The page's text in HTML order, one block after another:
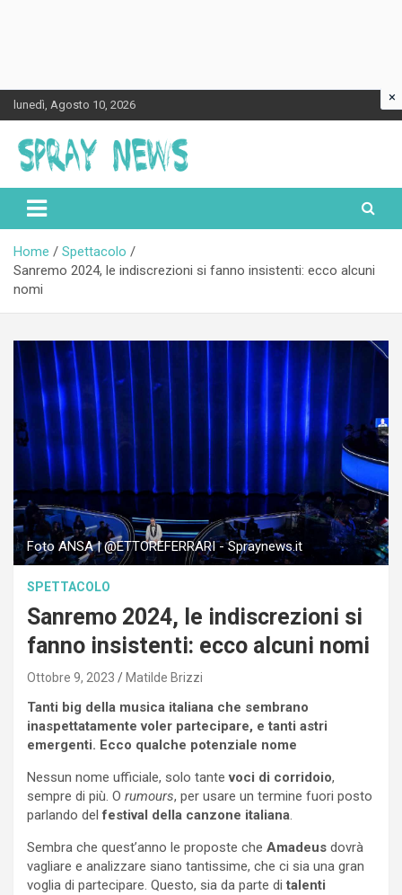
Skip
to
content
lunedì, Agosto 10, 2026
Spraynews.it
Home
Spettacolo
Sanremo 2024, le indiscrezioni si fanno insistenti: ecco alcuni
nomi
Foto ANSA | @ETTOREFERRARI - Spraynews.it
SPETTACOLO
Sanremo 2024, le indiscrezioni si
fanno insistenti: ecco alcuni nomi
Ottobre 9, 2023 Matilde Brizzi
Tanti big della musica italiana che sembrano
inaspettatamente voler partecipare, e tanti astri
emergenti. Ecco qualche potenziale nome
Nessun nome ufficiale, solo tantevoci di corridoio,
sempre di più. O rumours, per usare un termine fuori posto
parlando delfestival della canzone italiana.
Sembra che quest’anno le proposte che Amadeus dovrà
vagliare e analizzare siano tantissime, che ci sia una gran
voglia di partecipare. Questo, sia da parte ditalenti
×